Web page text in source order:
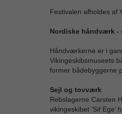
Festivalen afholdes af
Nordiske håndværk -
Håndværkerne er i
Vikingeskibsmuseets
former bådebyggerne
Sejl og tovværk
Rebslagerne Carsten
vikingeskibet ’Sif